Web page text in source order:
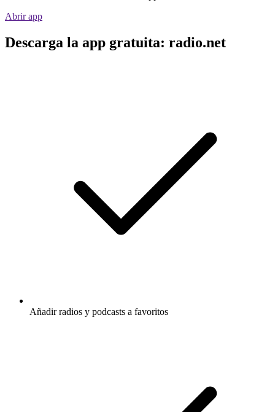
Abrir app
Descarga la app gratuita: radio.net
Añadir radios y podcasts a favoritos